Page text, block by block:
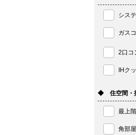
シス
ガス
2口コ
IHク
◆ 住空間・
最上階
角部屋